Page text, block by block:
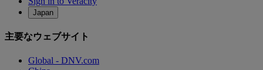
Japan
主要なウェブサイト
Global - DNV.com